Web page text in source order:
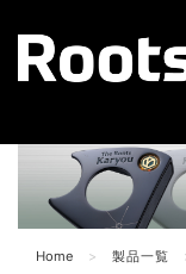
Home 製品一覧